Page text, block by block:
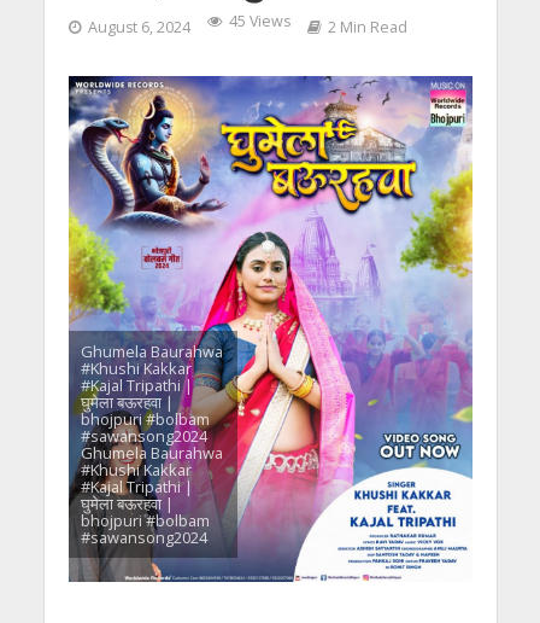
August 6, 2024 45 Views 2 Min Read
Ghumela Baurahwa
#Khushi Kakkar
#Kajal Tripathi |
घुमेला बऊरहवा |
bhojpuri #bolbam
#sawansong2024
Ghumela Baurahwa
#Khushi Kakkar
#Kajal Tripathi |
घुमेला बऊरहवा |
bhojpuri #bolbam
#sawansong2024